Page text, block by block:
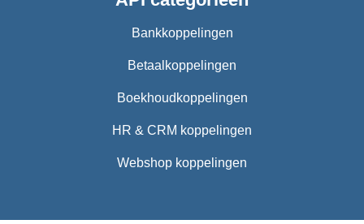
Bankkoppelingen
Betaalkoppelingen
Boekhoudkoppelingen
HR & CRM koppelingen
Webshop koppelingen